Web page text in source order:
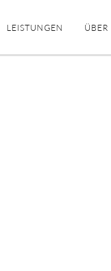
LEISTUNGEN ÜBER